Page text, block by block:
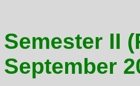
Semester II
September